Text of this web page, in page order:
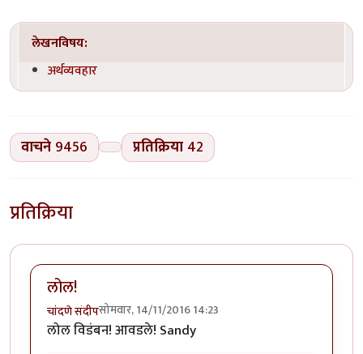
लेखनविषय:
अर्थव्यवहार
वाचने 9456 प्रतिक्रिया 42
प्रतिक्रिया
लोल!
चांदणे संदीपसोमवार, 14/11/2016 14:23
लोल विडंबन! आवडले! Sandy